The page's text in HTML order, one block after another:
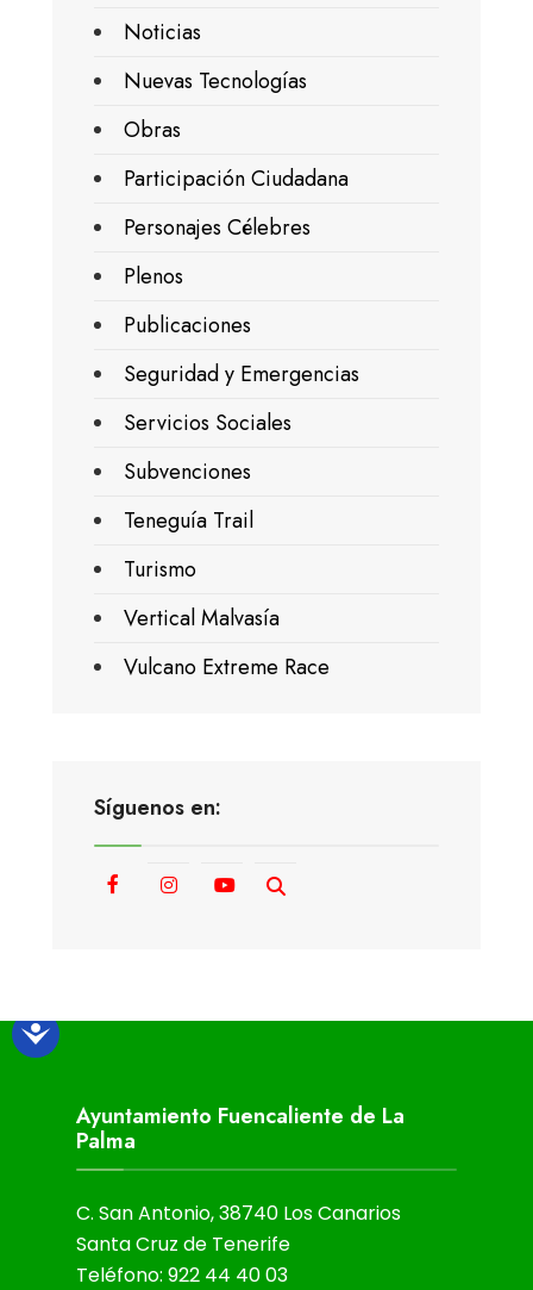
Noticias
Nuevas Tecnologías
Obras
Participación Ciudadana
Personajes Célebres
Plenos
Publicaciones
Seguridad y Emergencias
Servicios Sociales
Subvenciones
Teneguía Trail
Turismo
Vertical Malvasía
Vulcano Extreme Race
Síguenos en:
Ayuntamiento Fuencaliente de La
Palma
C. San Antonio, 38740 Los Canarios
Santa Cruz de Tenerife
Teléfono: 922 44 40 03